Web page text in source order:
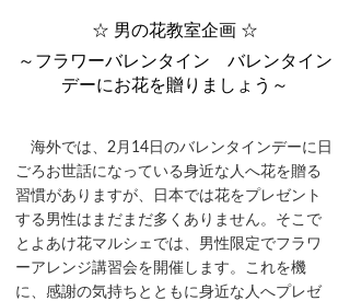
☆ 男の花教室企画 ☆
～フラワーバレンタイン バレンタイン
デーにお花を贈りましょう～
海外では、2月14日のバレンタインデーに日
ごろお世話になっている身近な人へ花を贈る
習慣がありますが、日本では花をプレゼント
する男性はまだまだ多くありません。そこで
とよあけ花マルシェでは、男性限定でフラワ
ーアレンジ講習会を開催します。これを機
に、感謝の気持ちとともに身近な人へプレゼ